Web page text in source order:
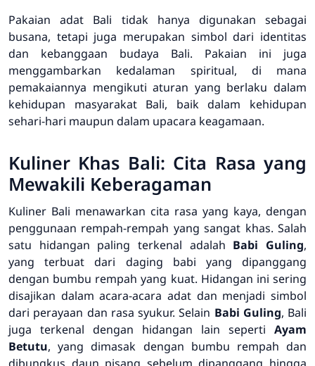
Pakaian adat Bali tidak hanya digunakan sebagai
busana, tetapi juga merupakan simbol dari identitas
dan kebanggaan budaya Bali. Pakaian ini juga
menggambarkan kedalaman spiritual, di mana
pemakaiannya mengikuti aturan yang berlaku dalam
kehidupan masyarakat Bali, baik dalam kehidupan
sehari-hari maupun dalam upacara keagamaan.
Kuliner Khas Bali: Cita Rasa yang
Mewakili Keberagaman
Kuliner Bali menawarkan cita rasa yang kaya, dengan
penggunaan rempah-rempah yang sangat khas. Salah
satu hidangan paling terkenal adalah Babi Guling,
yang terbuat dari daging babi yang dipanggang
dengan bumbu rempah yang kuat. Hidangan ini sering
disajikan dalam acara-acara adat dan menjadi simbol
dari perayaan dan rasa syukur. Selain Babi Guling, Bali
juga terkenal dengan hidangan lain seperti Ayam
Betutu, yang dimasak dengan bumbu rempah dan